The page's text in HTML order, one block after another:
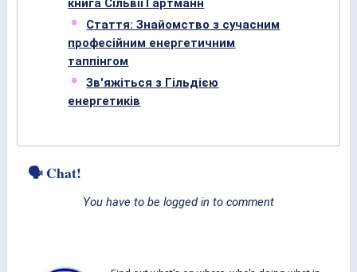
Стаття: Знайомство з сучасним
професійним енергетичним
таппінгом
Зв'яжіться з Гільдією
енергетиків
🗣 Chat!
You have to be logged in to comment